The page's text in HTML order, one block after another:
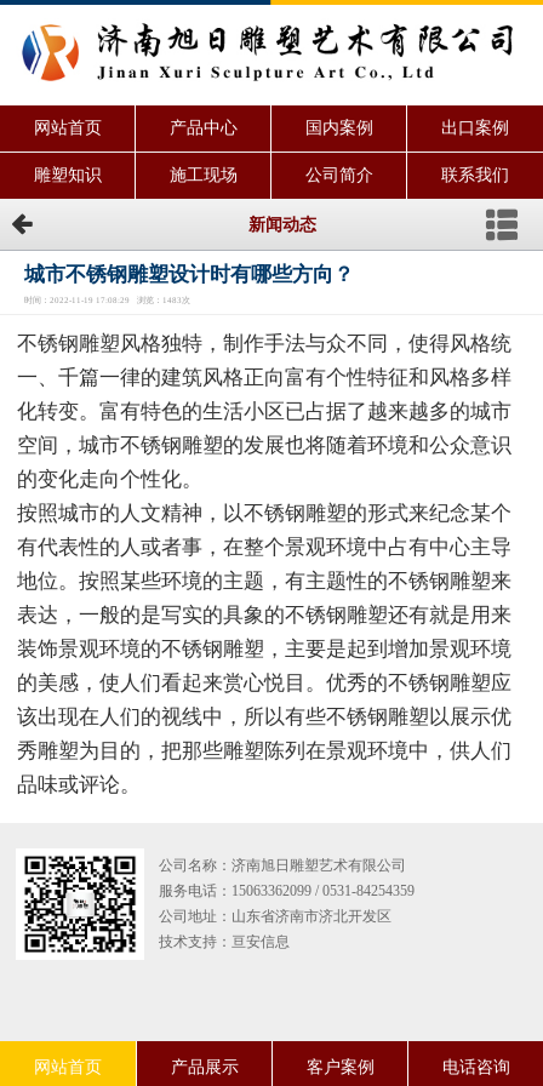
网站首页 产品中心 国内案例 出口案例
雕塑知识 施工现场 公司简介 联系我们
新闻动态
城市不锈钢雕塑设计时有哪些方向？
时间：2022-11-19 17:08:29 浏览：1483次
不锈钢雕塑风格独特，制作手法与众不同，使得风格统
一、千篇一律的建筑风格正向富有个性特征和风格多样
化转变。富有特色的生活小区已占据了越来越多的城市
空间，城市不锈钢雕塑的发展也将随着环境和公众意识
的变化走向个性化。
按照城市的人文精神，以不锈钢雕塑的形式来纪念某个
有代表性的人或者事，在整个景观环境中占有中心主导
地位。按照某些环境的主题，有主题性的不锈钢雕塑来
表达，一般的是写实的具象的不锈钢雕塑还有就是用来
装饰景观环境的不锈钢雕塑，主要是起到增加景观环境
的美感，使人们看起来赏心悦目。优秀的不锈钢雕塑应
该出现在人们的视线中，所以有些不锈钢雕塑以展示优
秀雕塑为目的，把那些雕塑陈列在景观环境中，供人们
品味或评论。
公司名称：济南旭日雕塑艺术有限公司
服务电话：15063362099 / 0531-84254359
公司地址：山东省济南市济北开发区
技术支持： 亘安信息
网站首页 产品展示 客户案例 电话咨询